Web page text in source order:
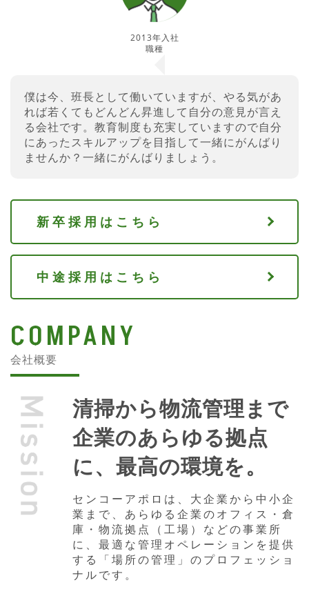
2013年入社
職種
僕は今、班長として働いていますが、やる気があ
れば若くてもどんどん昇進して自分の意見が言え
る会社です。教育制度も充実していますので自分
にあったスキルアップを目指して一緒にがんばり
ませんか？一緒にがんばりましょう。
新卒採用はこちら
中途採用はこちら
COMPANY
会社概要
清掃から物流管理まで
企業のあらゆる拠点
に、最高の環境を。
センコーアポロは、大企業から中小企
業まで、あらゆる企業のオフィス・倉
庫・物流拠点（工場）などの事業所
に、最適な管理オペレーションを提供
する「場所の管理」のプロフェッショ
ナルです。